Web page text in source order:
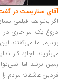
سناریست در گفت‌وگو
بخواهم فیلمی بسازم که
یک امر جاری در این
اما می‌گفتند این
اجازه کار نداری،
بزنند اما نمی‌توانند
عاشقانه مردم را